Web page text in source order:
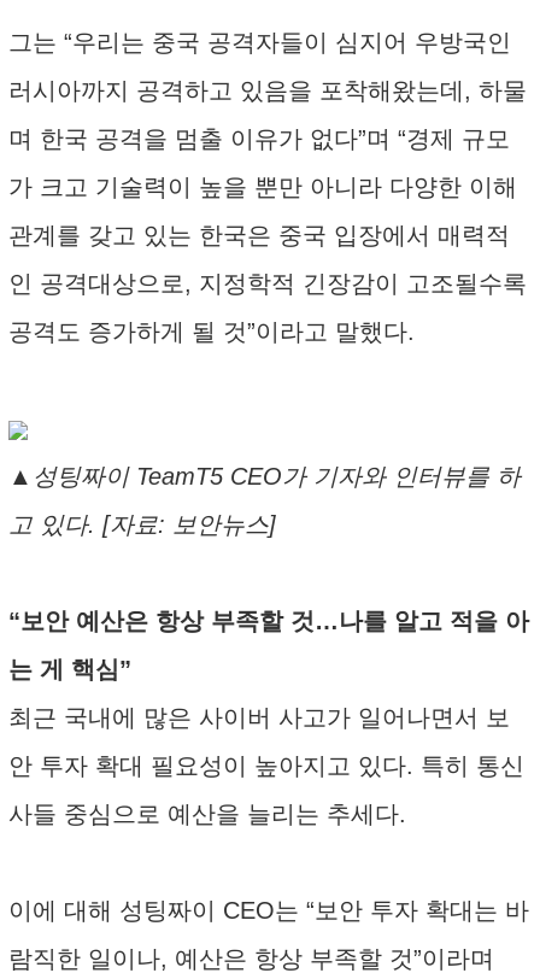
그는 “우리는 중국 공격자들이 심지어 우방국인
러시아까지 공격하고 있음을 포착해왔는데, 하물
며 한국 공격을 멈출 이유가 없다”며 “경제 규모
가 크고 기술력이 높을 뿐만 아니라 다양한 이해
관계를 갖고 있는 한국은 중국 입장에서 매력적
인 공격대상으로, 지정학적 긴장감이 고조될수록
공격도 증가하게 될 것”이라고 말했다.
▲성팅짜이 TeamT5 CEO가 기자와 인터뷰를 하
고 있다. [자료: 보안뉴스]
“보안 예산은 항상 부족할 것…나를 알고 적을 아
는 게 핵심”
최근 국내에 많은 사이버 사고가 일어나면서 보
안 투자 확대 필요성이 높아지고 있다. 특히 통신
사들 중심으로 예산을 늘리는 추세다.
이에 대해 성팅짜이 CEO는 “보안 투자 확대는 바
람직한 일이나, 예산은 항상 부족할 것”이라며